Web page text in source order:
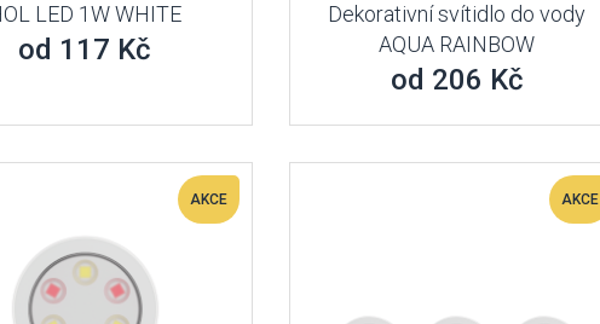
LED 1W WHITE
od 117 Kč
Dekorativní svítidlo do vody
AQUA RAINBOW
od 206 Kč
AKCE AKCE